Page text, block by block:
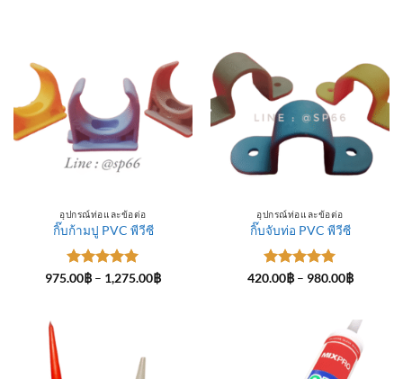
อุปกรณ์ท่อและข้อต่อ
กิ๊บก้ามปู PVC พีวีซี
ให้คะแนน
975.00฿ – 1,275.00฿Price
อุปกรณ์ท่อและข้อต่อ
กิ๊บจับท่อ PVC พีวีซี
ให้คะแนน
420.00฿ – 980.00฿Price
980.00฿